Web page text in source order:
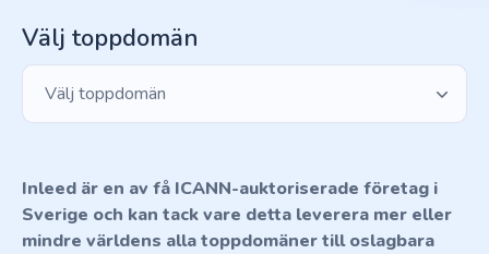
Välj toppdomän
Välj toppdomän
Inleed är en av få ICANN-auktoriserade företag i
Sverige och kan tack vare detta leverera mer eller
mindre världens alla toppdomäner till oslagbara